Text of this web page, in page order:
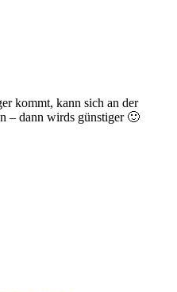
kommt, kann sich an der
– dann wirds günstiger 🙂